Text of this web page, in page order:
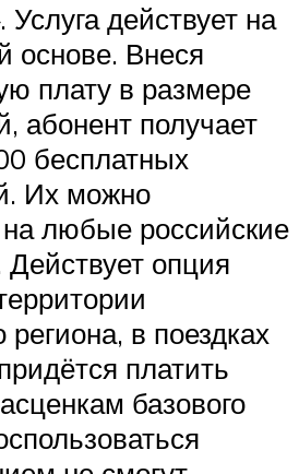
Услуга действует на
основе. Внеся
плату в размере
абонент получает
бесплатных
Их можно
на любые российские
опция
в поездках
платить
базового